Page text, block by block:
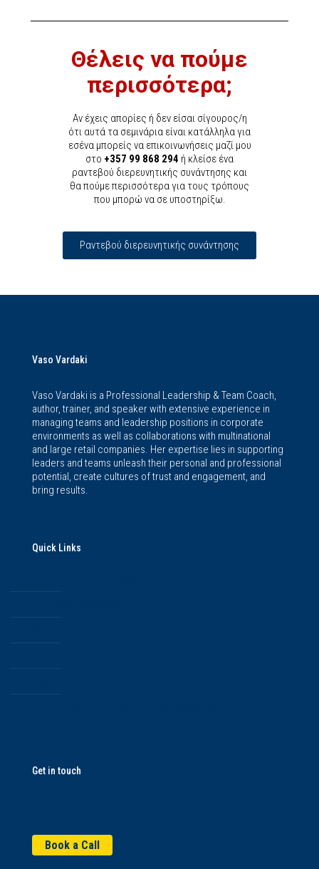
Θέλεις να πούμε
περισσότερα;
Αν έχεις απορίες ή δεν είσαι σίγουρος/η
ότι αυτά τα σεμινάρια είναι κατάλληλα για
εσένα μπορείς να επικοινωνήσεις μαζί μου
στο +357 99 868 294 ή κλείσε ένα
ραντεβού διερευνητικής συνάντησης και
θα πούμε περισσότερα για τους τρόπους
που μπορώ να σε υποστηρίξω.
Ραντεβού διερευνητικής συνάντησης
Vaso Vardaki
Vaso Vardaki is a Professional Leadership & Team Coach,
author, trainer, and speaker with extensive experience in
managing teams and leadership positions in corporate
environments as well as collaborations with multinational
and large retail companies. Her expertise lies in supporting
leaders and teams unleash their personal and professional
potential, create cultures of trust and engagement, and
bring results.
Quick Links
Get in touch
Book a Call